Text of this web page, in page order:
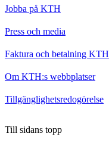
Jobba på KTH
Press och media
Faktura och betalning KTH
Om KTH:s webbplatser
Tillgänglighetsredogörelse
Till sidans topp